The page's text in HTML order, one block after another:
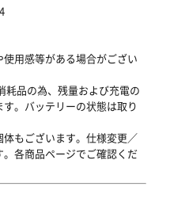
用感等がある場合がござい
耗品の為、残量および充電の
。バッテリーの状態は取り
体もございます。仕様変更／
各商品ページでご確認くだ